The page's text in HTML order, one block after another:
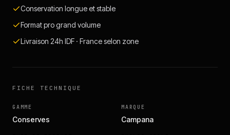
Conservation longue et stable
Format pro grand volume
Livraison 24h IDF · France selon zone
FICHE TECHNIQUE
GAMME
Conserves
MARQUE
Campana